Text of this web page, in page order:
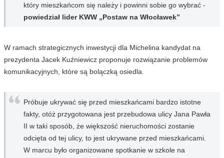
który mieszkańcom się należy i powinni sobie go wybrać -
powiedział lider KWW „Postaw na Włocławek”
W ramach strategicznych inwestycji dla Michelina kandydat na
prezydenta Jacek Kuźniewicz proponuje rozwiązanie problemów
komunikacyjnych, które są bolączką osiedla.
Próbuje ukrywać się przed mieszkańcami bardzo istotne
fakty, otóż przygotowana jest przebudowa ulicy Jana Pawła
II w taki sposób, że większość nieruchomości zostanie
odcięta od tej ulicy, to jest ukrywane przed mieszkańcami.
W marcu było organizowane spotkanie w szkole na